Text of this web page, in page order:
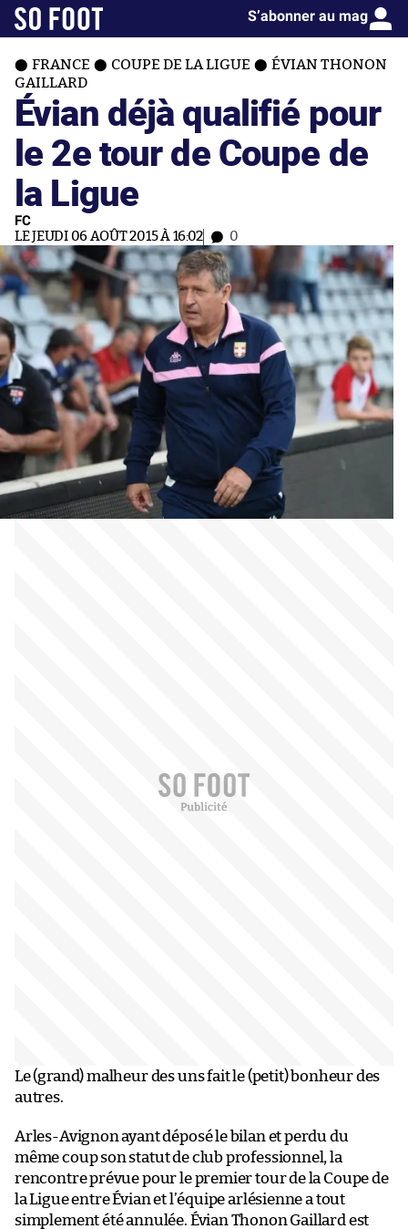
S’abonner au mag
FRANCE COUPE DE LA LIGUE
ÉVIAN THONON
GAILLARD
Évian déjà qualifié pour
le 2e tour de Coupe de
la Ligue
FC
LE JEUDI 06 AOÛT 2015 À 16:02 0
Le (grand) malheur des uns fait le (petit) bonheur des
autres.
Arles-Avignon ayant déposé le bilan et perdu du
même coup son statut de club professionnel, la
rencontre prévue pour le premier tour de la Coupe de
la Ligue entre Évian et l’équipe arlésienne a tout
simplement été annulée. Évian Thonon Gaillard est